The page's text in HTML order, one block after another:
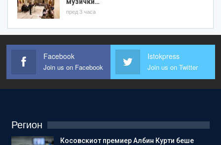
пред 3 часа
Facebook
Join us on Facebook
Istokpress
Join us on Twitter
Регион
Косовскиот премиер Албин Курти беше